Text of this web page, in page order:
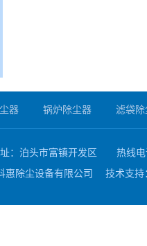
器 锅炉除尘器 滤袋
：泊头市富镇开发区 热线
惠除尘设备有限公司 技术支